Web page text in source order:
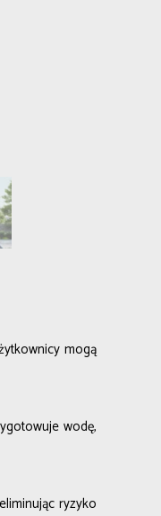
mogą
wodę,
ryzyko